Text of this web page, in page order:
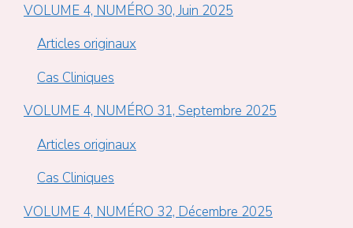
VOLUME 4, NUMÉRO 30, Juin 2025
Articles originaux
Cas Cliniques
VOLUME 4, NUMÉRO 31, Septembre 2025
Articles originaux
Cas Cliniques
VOLUME 4, NUMÉRO 32, Décembre 2025